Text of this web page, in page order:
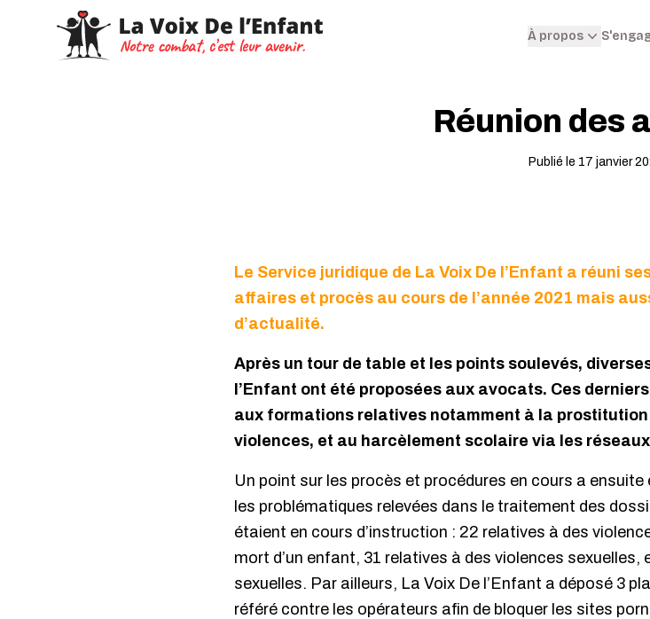
À propos
Réunion des
Publié le 17 janvier
Le Service juridique de La Voix De l’Enfant a réuni
affaires et procès au cours de l’année 2021 mais
d’actualité.
Après un tour de table et les points soulevés,
l’Enfant ont été proposées aux avocats. Ces
aux formations relatives notamment à la
violences, et au harcèlement scolaire via les
Un point sur les procès et procédures en cours a
les problématiques relevées dans le traitement des
étaient en cours d’instruction : 22 relatives à des
mort d’un enfant, 31 relatives à des violences
sexuelles. Par ailleurs, La Voix De l’Enfant a déposé 3
référé contre les opérateurs afin de bloquer les sites